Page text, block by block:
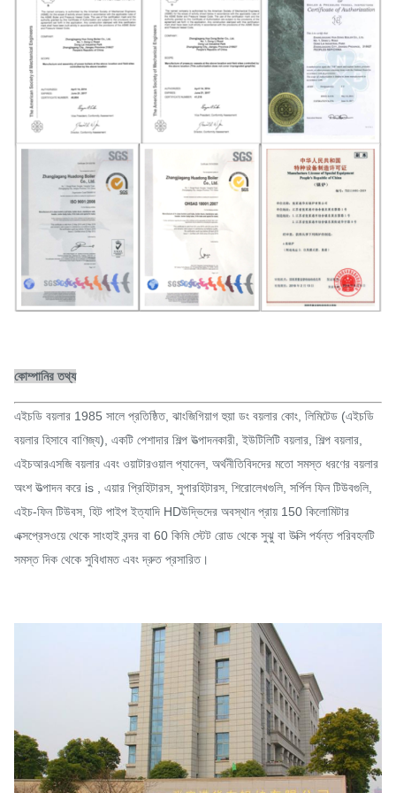
কোম্পানির তথ্য
এইচডি বয়লার 1985 সালে প্রতিষ্ঠিত, ঝাংজিগিয়াগ হুয়া ডং বয়লার কোং, লিমিটেড (এইচডি
বয়লার হিসাবে বাণিজ্য), একটি পেশাদার শিল্প উত্পাদনকারী, ইউটিলিটি বয়লার, শিল্প বয়লার,
এইচআরএসজি বয়লার এবং ওয়াটারওয়াল প্যানেল, অর্থনীতিবিদদের মতো সমস্ত ধরণের বয়লার
অংশ উত্পাদন করে is , এয়ার প্রিহিটারস, সুপারহিটারস, শিরোলেখগুলি, সর্পিল ফিন টিউবগুলি,
এইচ-ফিন টিউবস, হিট পাইপ ইত্যাদি HDউদ্ভিদের অবস্থান প্রায় 150 কিলোমিটার
এক্সপ্রেসওয়ে থেকে সাংহাই বন্দর বা 60 কিমি স্টেট রোড থেকে সুঝু বা উক্সি পর্যন্ত পরিবহনটি
সমস্ত দিক থেকে সুবিধামত এবং দ্রুত প্রসারিত।